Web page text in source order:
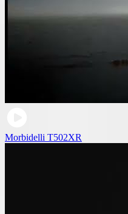
Morbidelli T502XR